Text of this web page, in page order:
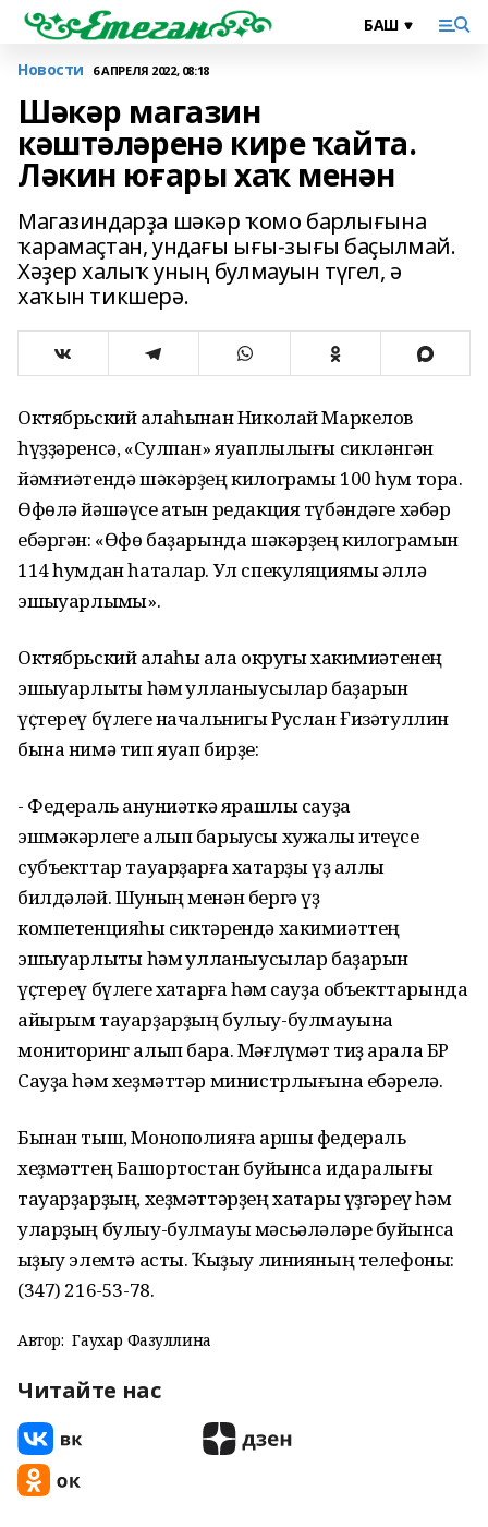
Новости 6 АПРЕЛЯ 2022, 08:18
Шәкәр магазин
кәштәләренә кире ҡайта.
Ләкин юғары хаҡ менән
Магазиндарҙа шәкәр ҡомо барлығына
ҡарамаҫтан, ундағы ығы-зығы баҫылмай.
Хәҙер халыҡ уның булмауын түгел, ә
хаҡын тикшерә.
Октябрьский ҡалаһынан Николай Маркелов
һүҙҙәренсә, «Сулпан» яуаплылығы сикләнгән
йәмғиәтендә шәкәрҙең килограмы 100 һум тора.
Өфөлә йәшәүсе ҡатын редакция түбәндәге хәбәр
ебәргән: «Өфө баҙарында шәкәрҙең килограмын
114 һумдан һаталар. Ул спекуляциямы әллә
эшҡыуарлыҡмы».
Октябрьский ҡалаһы ҡала округы хакимиәтенең
эшҡыуарлыҡты һәм ҡулланыусылар баҙарын
үҫтереү бүлеге начальнигы Руслан Ғизәтуллин
бына нимә тип яуап бирҙе:
- Федераль ҡануниәткә ярашлы сауҙа
эшмәкәрлеге алып барыусы хужалыҡ итеүсе
субъекттар тауарҙарға хаҡтарҙы үҙ аллы
билдәләй. Шуның менән бергә үҙ
компетенцияһы сиктәрендә хакимиәттең
эшҡыуарлыҡты һәм ҡулланыусылар баҙарын
үҫтереү бүлеге хаҡтарға һәм сауҙа объекттарында
айырым тауарҙарҙың булыу-булмауына
мониторинг алып бара. Мәғлүмәт тиҙ арала БР
Сауҙа һәм хеҙмәттәр министрлығына ебәрелә.
Бынан тыш, Монополияға ҡаршы федераль
хеҙмәттең Башҡортостан буйынса идаралығы
тауарҙарҙың, хеҙмәттәрҙең хаҡтары үҙгәреү һәм
уларҙың булыу-булмауы мәсьәләләре буйынса
ҡыҙыу элемтә асты. Ҡыҙыу линияның телефоны:
(347) 216-53-78.
Автор: Гаухар Фазуллина
Читайте нас